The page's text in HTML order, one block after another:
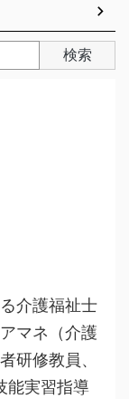
検索
介護福祉士
マネ（介護
研修教員、
能実習指導